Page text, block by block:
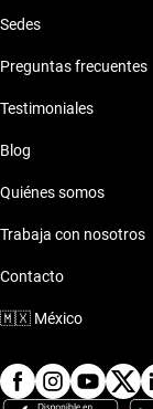
Sedes
Preguntas frecuentes
Testimoniales
Blog
Quiénes somos
Trabaja con nosotros
Contacto
🇲🇽 México